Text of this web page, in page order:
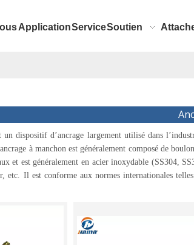
ApplicationServiceSoutien
un dispositif d’ancrage largement utilisé dans
à manchon est généralement composé de
et est généralement en acier inoxydable (SS304,
etc. Il est conforme aux normes internationales